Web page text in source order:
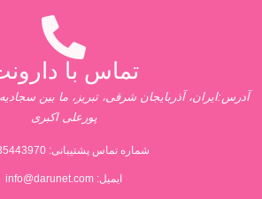
تماس با
آدرس:ایران، آذربایجان شرقی، تبریز، ما بین
پورعلی اکبری
شماره تماس پشتیبانی:
ایمیل: info@darunet.com